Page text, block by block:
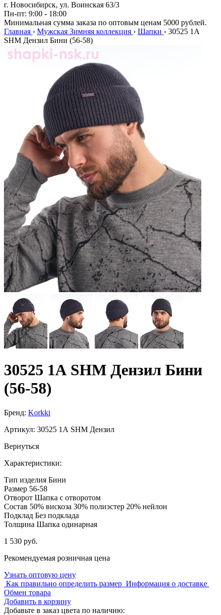
г. Новосибирск, ул. Воинская 63/3
Пн-пт: 9:00 - 18:00
Минимальная сумма заказа по оптовым ценам 5000 рублей.
Главная › Мужская Зимняя коллекция › Шапки › 30525 1А
SHM Дензил Бини (56-58)
30525 1А SHM Дензил Бини
(56-58)
Бренд: Korkki
Артикул: 30525 1А SHM Дензил
Вернуться
Характеристики:
Тип изделия Бини
Размер 56-58
Отворот Шапка с отворотом
Состав 50% вискоза 30% полиэстер 20% нейлон
Подклад Без подклада
Толщина Шапка одинарная
1 530 руб.
Рекомендуемая розничная цена
Узнать оптовую цену
Как правильно определить размер Информация о доставке
Обмен товара
Добавить в корзину
Добавьте в заказ цвета по наличию: